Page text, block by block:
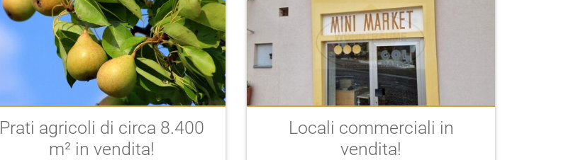
Prati agricoli di circa 8.400
m² in vendita!
Locali commerciali in
vendita!